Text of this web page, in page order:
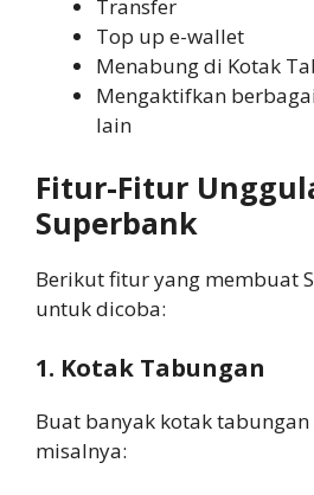
Transfer
Top up e-wallet
Menabung di Kotak
Mengaktifkan
lain
Fitur-Fitur
Superbank
Berikut fitur yang membuat
untuk dicoba:
1. Kotak Tabungan
Buat banyak kotak
misalnya: